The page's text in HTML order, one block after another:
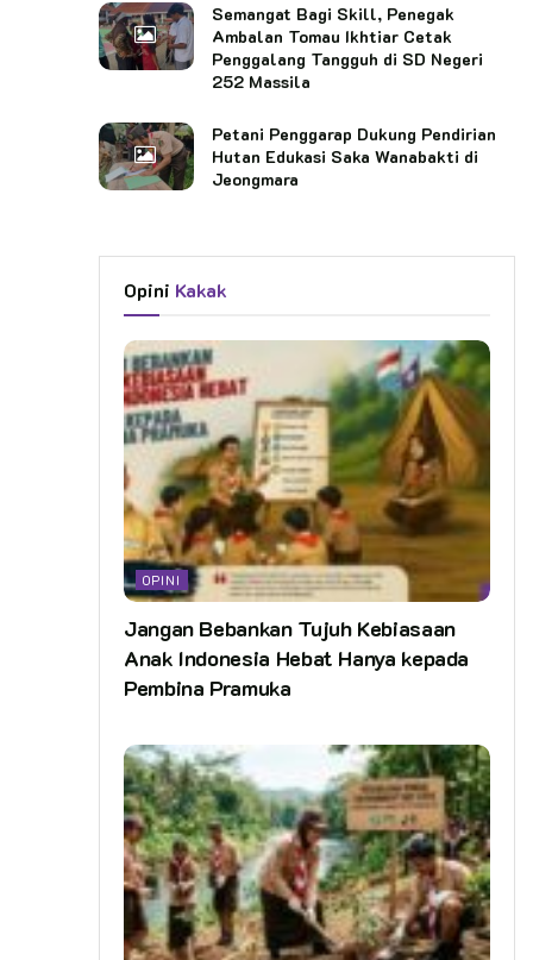
Semangat Bagi Skill, Penegak
Ambalan Tomau Ikhtiar Cetak
Penggalang Tangguh di SD Negeri
252 Massila
Petani Penggarap Dukung Pendirian
Hutan Edukasi Saka Wanabakti di
Jeongmara
Opini Kakak
OPINI
Jangan Bebankan Tujuh Kebiasaan
Anak Indonesia Hebat Hanya kepada
Pembina Pramuka